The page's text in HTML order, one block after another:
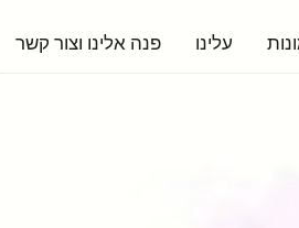
פנה אלינו וצור קשר עלינו